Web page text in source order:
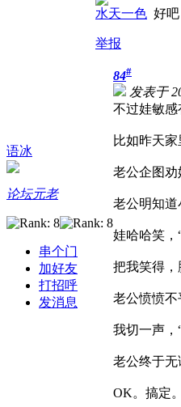
水天一色 好
举报
语冰
论坛元老
串个门
加好友
打招呼
发消息
84#
发表于
不过娃敏感
比如昨天
老公企图劝
老公明知
娃哈哈笑，
把我笑得，
老公愤愤不
我切一声，
老公终于无
OK。搞定